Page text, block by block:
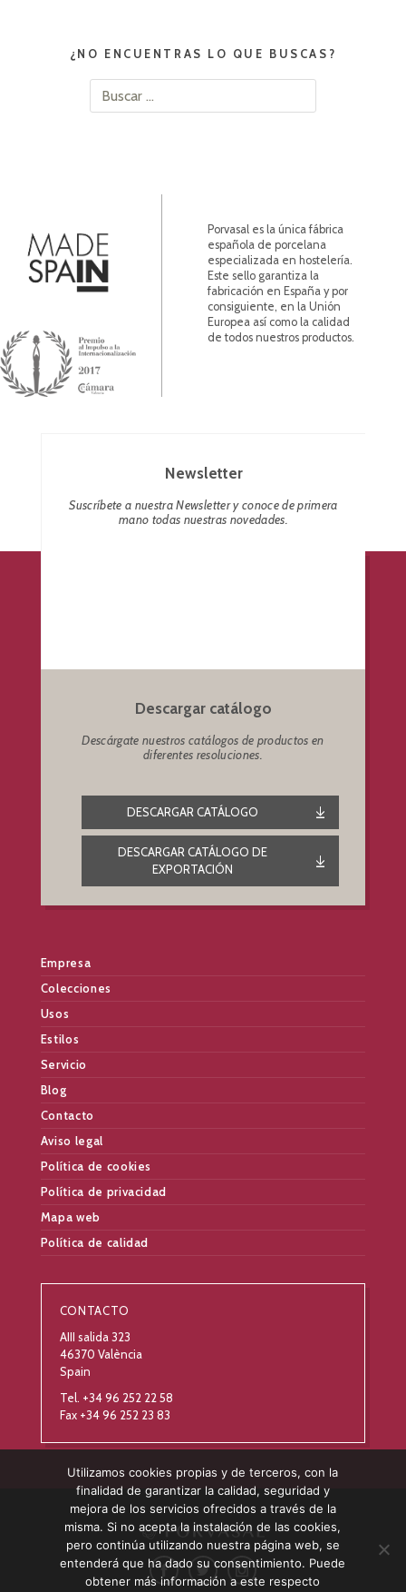
¿NO ENCUENTRAS LO QUE BUSCAS?
Porvasal es la única fábrica
española de porcelana
especializada en hostelería.
Este sello garantiza la
fabricación en España y por
consiguiente, en la Unión
Europea así como la calidad
de todos nuestros productos.
Newsletter
Suscríbete a nuestra Newsletter y conoce de primera
mano todas nuestras novedades.
Descargar catálogo
Descárgate nuestros catálogos de productos en
diferentes resoluciones.
DESCARGAR CATÁLOGO
DESCARGAR CATÁLOGO DE
EXPORTACIÓN
Empresa
Colecciones
Usos
Estilos
Servicio
Blog
Contacto
Aviso legal
Política de cookies
Política de privacidad
Mapa web
Política de calidad
CONTACTO
AIII salida 323
46370 València
Spain
Tel. +34 96 252 22 58
Fax +34 96 252 23 83
Utilizamos cookies propias y de terceros, con la
finalidad de garantizar la calidad, seguridad y
mejora de los servicios ofrecidos a través de la
misma. Si no acepta la instalación de las cookies,
pero continúa utilizando nuestra página web, se
entenderá que ha dado su consentimiento. Puede
obtener más información a este respecto